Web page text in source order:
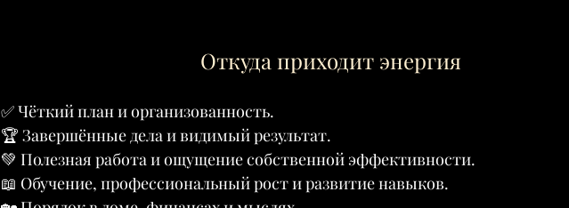
Откуда приходит энергия
✅ Чёткий план и организованность.
🏆 Завершённые дела и видимый результат.
💚 Полезная работа и ощущение собственной эффективности.
📖 Обучение, профессиональный рост и развитие навыков.